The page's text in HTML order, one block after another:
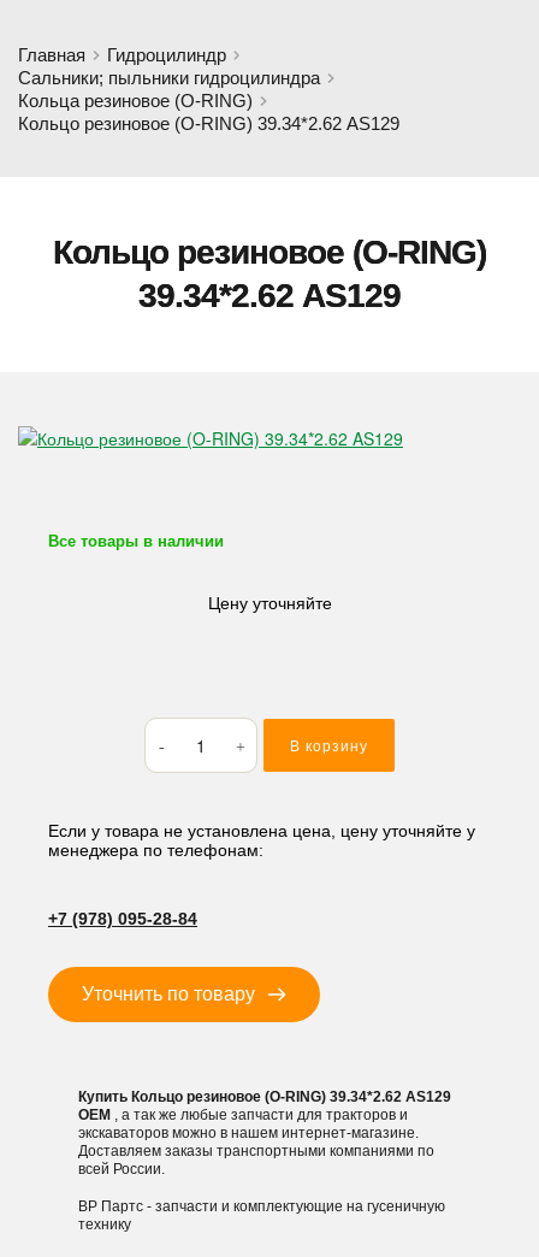
Главная
Гидроцилиндр
Сальники; пыльники гидроцилиндра
Кольца резиновое (O-RING)
Кольцо резиновое (O-RING) 39.34*2.62 AS129
Кольцо резиновое (O-RING)
39.34*2.62 AS129
Все товары в наличии
Цену уточняйте
Количество
товара
Кольцо
(O-
RING)
В корзину
Если у товара не установлена цена, цену уточняйте у
менеджера по телефонам:
+7 (978) 095-28-84
Уточнить по товару
Купить Кольцо резиновое (O-RING) 39.34*2.62 AS129
OEM , а так же любые запчасти для тракторов и
экскаваторов можно в нашем интернет-магазине.
Доставляем заказы транспортными компаниями по
всей России.
ВР Партс - запчасти и комплектующие на гусеничную
технику